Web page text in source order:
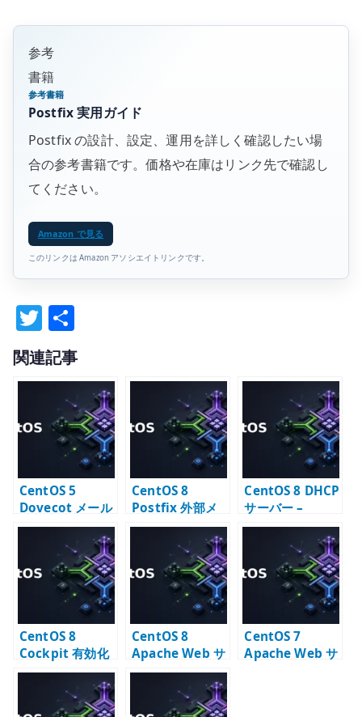
参考
書籍
参考書籍
Postfix 実用ガイド
Postfix の設計、設定、運用を詳しく確認したい場
合の参考書籍です。価格や在庫はリンク先で確認し
てください。
Amazon で見る
このリンクは Amazon アソシエイトリンクです。
T
w
it
te
r
有
関連記事
CentOS 5
Dovecot メール
受信サーバー構
築 – LDAP 連携
と IMAP/POP3
CentOS 8
Postfix 外部メ
ールサーバー –
公開 MTA の基本
CentOS 8 DHCP
サーバー –
dhcpd.conf の
基本設定
CentOS 8
Cockpit 有効化
– Web 管理 UI
の基本設定
CentOS 8
Apache Web サ
ーバー – httpd
の基本設定
CentOS 7
Apache Web サ